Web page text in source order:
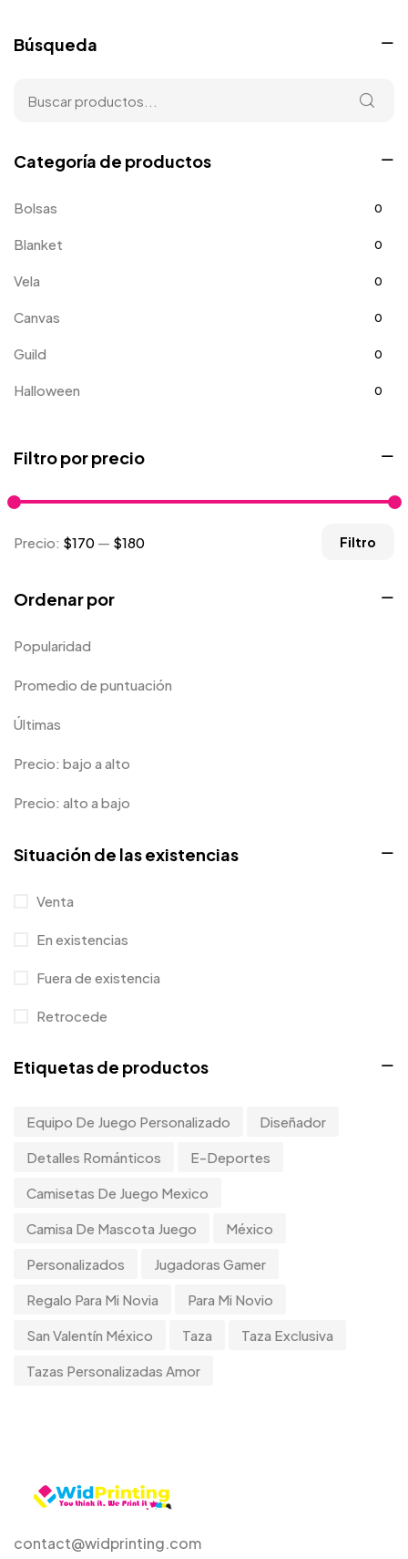
Búsqueda
Categoría de productos
Bolsas 0
Blanket 0
Vela 0
Canvas 0
Guild 0
Halloween 0
Mejora del hogar
Hoodie 0
Niños
Long Sleeves
Mugs
Caso de teléfono
Diseñador de productos
Pegatina
Tanktop
Tumblers
Uncategorized
Uncategorized
Mujeres
Filtro por precio
Filtro
Precio: $170 — $180
Ordenar por
Popularidad
Promedio de puntuación
Últimas
Precio: bajo a alto
Precio: alto a bajo
Situación de las existencias
Venta
En existencias
Fuera de existencia
Retrocede
Etiquetas de productos
Equipo De Juego Personalizado Diseñador
Detalles Románticos E-Deportes
Camisetas De Juego Mexico
Camisa De Mascota Juego México
Personalizados Jugadoras Gamer
Regalo Para Mi Novia Para Mi Novio
San Valentín México Taza Taza Exclusiva
Tazas Personalizadas Amor
contact@widprinting.com